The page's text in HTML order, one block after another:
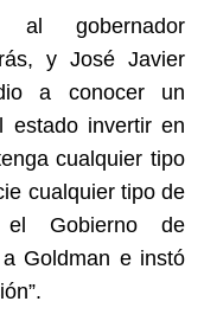
al gobernador
y José Javier
a conocer un
estado invertir en
cualquier tipo
cualquier tipo de
Gobierno de
Goldman e instó